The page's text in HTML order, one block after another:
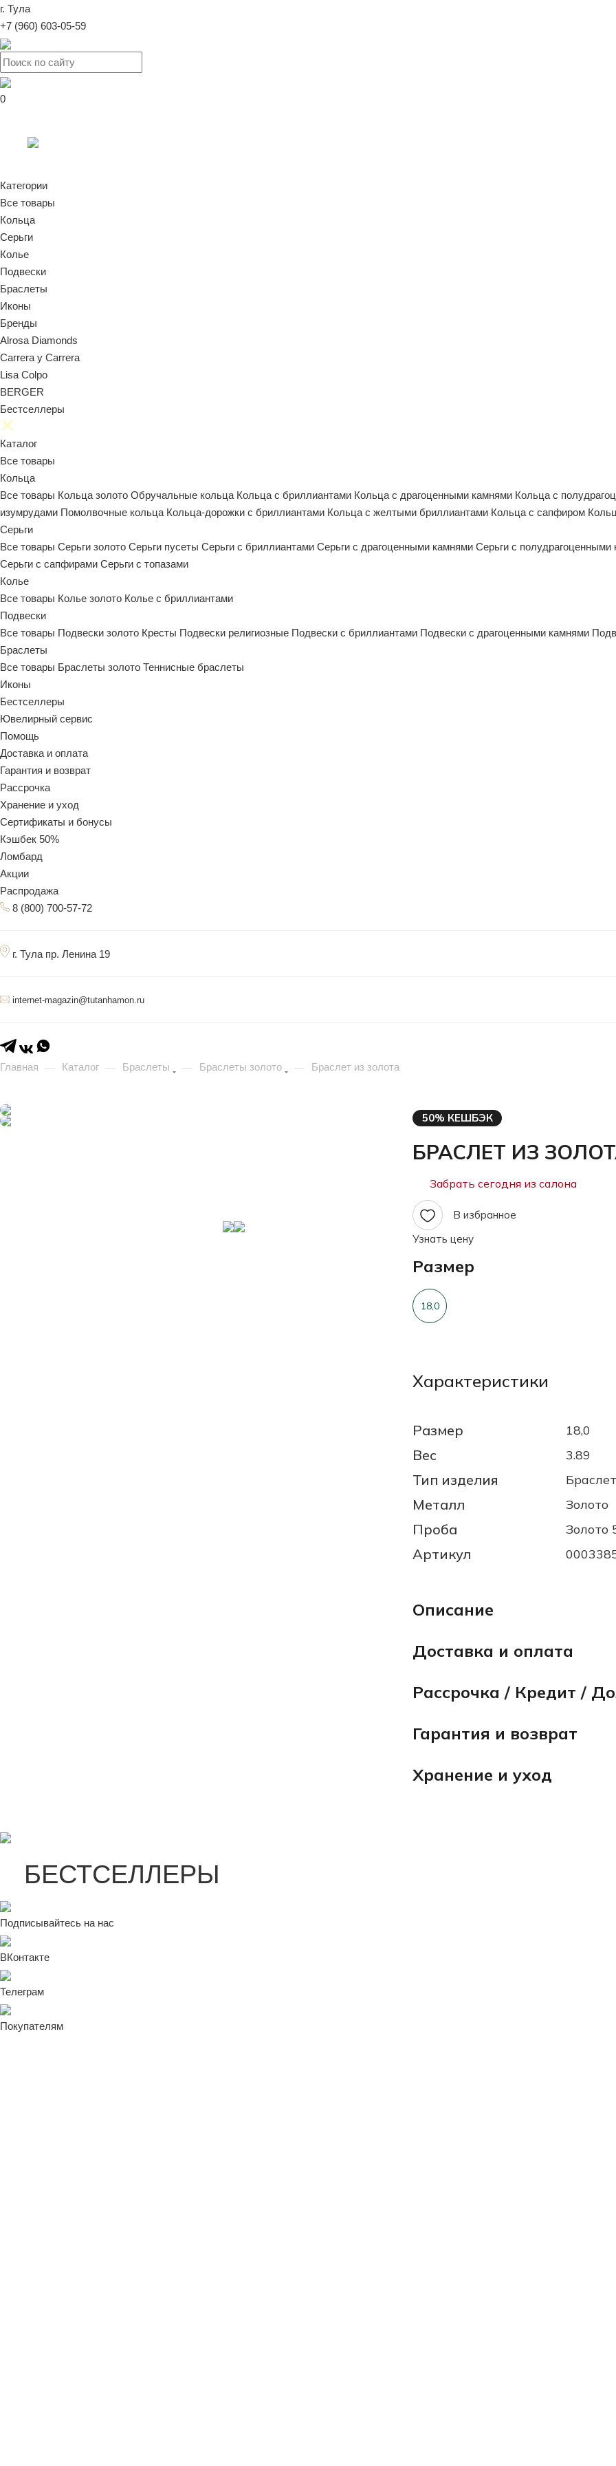
г. Тула
+7 (960) 603-05-59
0
Категории
Все товары
Кольца
Серьги
Колье
Подвески
Браслеты
Иконы
Бренды
Alrosa Diamonds
Carrera y Carrera
Lisa Colpo
BERGER
Бестселлеры
Каталог
Все товары
Кольца
Все товары Кольца золото Обручальные кольца Кольца с бриллиантами Кольца с драгоценными камнями Кольца с
изумрудами Помолвочные кольца Кольца-дорожки с бриллиантами Кольца с желтыми бриллиантами Кольца с сапфиром
Серьги
Все товары Серьги золото Серьги пусеты Серьги с бриллиантами Серьги с драгоценными камнями Серьги с
Серьги с сапфирами Серьги с топазами
Колье
Все товары Колье золото Колье с бриллиантами
Подвески
Все товары Подвески золото Кресты Подвески религиозные Подвески с бриллиантами Подвески с драгоценными камнями
Браслеты
Все товары Браслеты золото Теннисные браслеты
Иконы
Бестселлеры
Ювелирный сервис
Помощь
Доставка и оплата
Гарантия и возврат
Рассрочка
Хранение и уход
Сертификаты и бонусы
Кэшбек 50%
Ломбард
Акции
Распродажа
8 (800) 700-57-72
г. Тула пр. Ленина 19
internet-magazin@tutanhamon.ru
Главная — Каталог — Браслеты — Браслеты золото — Браслет из золота
50% КЕШБЭК
БРАСЛЕТ ИЗ
Забрать сегодня из салона
В избранное
Узнать цену
Размер
18,0
Характеристики
Размер 18,0
Вес 3.89
Тип изделия Браслет
Металл Золото
Проба Золото
Артикул
Описание
Доставка и оплата
Рассрочка / Кредит /
Гарантия и возврат
Хранение и уход
БЕСТСЕЛЛЕРЫ
Подписывайтесь на нас
ВКонтакте
Телеграм
Покупателям